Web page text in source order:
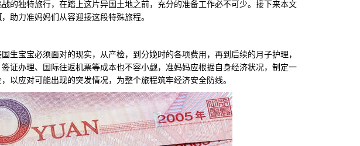
的独特旅行，在踏上这片异国土地之前，充分的准备工作必不可少。接下来本文
，助力准妈妈们从容迎接这段特殊旅程。
宝宝必须面对的现实，从产检，到分娩时的各项费用，再到后续的月子护理，
证办理、国际往返机票等成本也不容小觑，准妈妈应根据自身经济状况，制定一
以应对可能出现的突发情况，为整个旅程筑牢经济安全防线。